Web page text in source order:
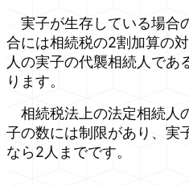
実子が生存している場合
合には相続税の2割加算の
人の実子の代襲相続人であ
ります。
相続税法上の法定相続人
子の数には制限があり、実
なら2人までです。